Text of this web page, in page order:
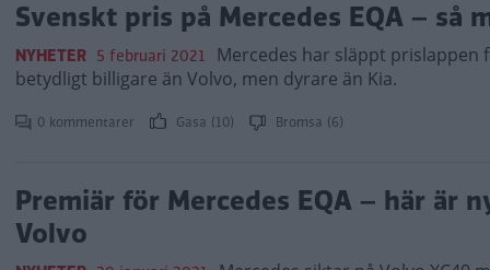
Svenskt pris på Mercedes EQA – så
NYHETER 5 februari 2021 Mercedes har släppt prislappen
betydligt billigare än Volvo, men dyrare än Kia.
0 kommentarer Gasa (10) Bromsa (6)
Premiär för Mercedes EQA – här är
Volvo